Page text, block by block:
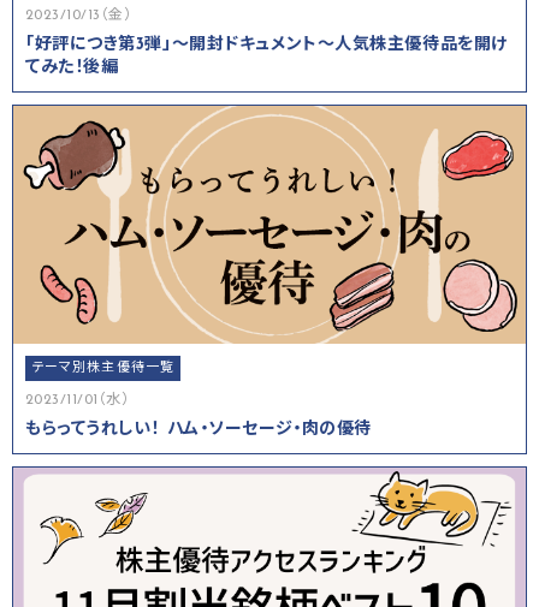
2023/10/13（金）
「好評につき第3弾」～開封ドキュメント～人気株主優待品を開け
てみた！後編
テーマ別株主優待一覧
2023/11/01（水）
もらってうれしい！ ハム・ソーセージ・肉の優待